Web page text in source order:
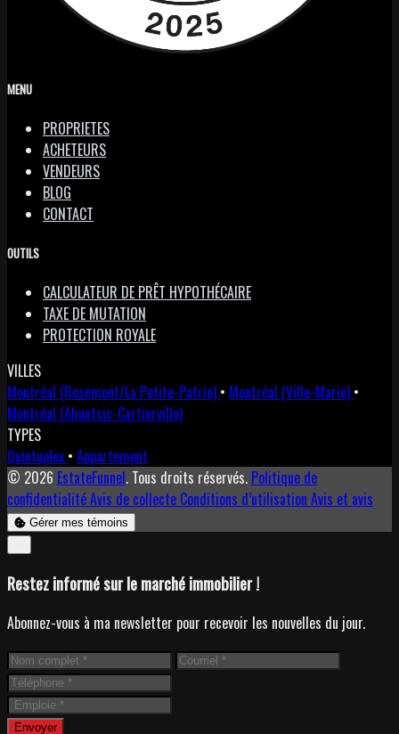
MENU
PROPRIETES
ACHETEURS
VENDEURS
BLOG
CONTACT
OUTILS
CALCULATEUR DE PRÊT HYPOTHÉCAIRE
TAXE DE MUTATION
PROTECTION ROYALE
VILLES
Montréal (Rosemont/La Petite-Patrie) • Montréal (Ville-Marie) •
Montréal (Ahuntsic-Cartierville)
TYPES
Quintuplex • Appartement
© 2026 EstateFunnel. Tous droits réservés. Politique de
confidentialitéAvis de collecte Conditions d’utilisation Avis et avis
Gérer mes témoins
Restez informé sur le marché immobilier !
Abonnez-vous à ma newsletter pour recevoir les nouvelles du jour.
Envoyer